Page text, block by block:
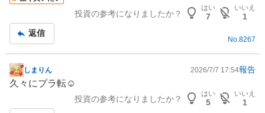
投資の参考になりましたか？
はい
7
いいえ
1
返信
No. 8267
掲
示
しまりん 2026/7/7 17:54報告
久々にプラ転☺️
投資の参考になりましたか？
はい
5
いいえ
1